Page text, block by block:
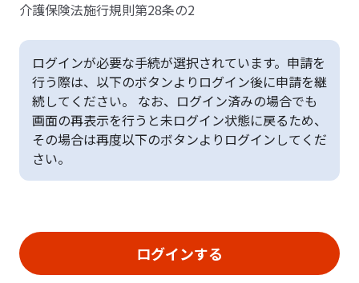
介護保険法施行規則第28条の2
ログインが必要な手続が選択されています。申請を
行う際は、以下のボタンよりログイン後に申請を継
続してください。 なお、ログイン済みの場合でも
画面の再表示を行うと未ログイン状態に戻るため、
その場合は再度以下のボタンよりログインしてくだ
さい。